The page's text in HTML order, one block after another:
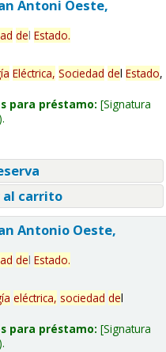
Antoni Oeste,
del Estado.
Eléctrica, Sociedad del Estado,
para préstamo: Signatura
carrito
Antonio Oeste,
del Estado.
eléctrica, sociedad del
para préstamo: Signatura